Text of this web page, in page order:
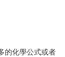
的化學公式或者